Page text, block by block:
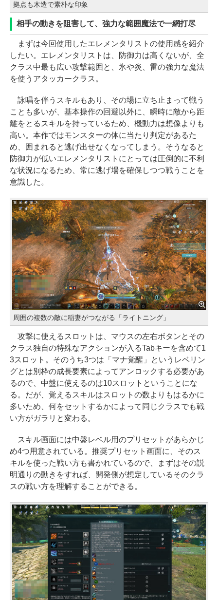
拠点も木造で素朴な印象
相手の動きを阻害して、強力な範囲魔法で一網打尽
まずは今回使用したエレメンタリストの使用感を紹介
したい。エレメンタリストは、防御力は高くないが、全
クラス中最も広い攻撃範囲と、氷や炎、雷の強力な魔法
を使うアタッカークラス。
詠唱を伴うスキルもあり、その場に立ち止まって戦う
ことも多いが、基本操作の回避以外に、瞬時に敵から距
離をとるスキルを持っているため、機動力は想像よりも
高い。本作ではモンスターの体に当たり判定があるた
め、囲まれると逃げ出せなくなってしまう。そうなると
防御力が低いエレメンタリストにとっては圧倒的に不利
な状況になるため、常に逃げ場を確保しつつ戦うことを
意識した。
周囲の複数の敵に稲妻がつながる「ライトニング」
攻撃に使えるスロットは、マウスの左右ボタンとその
クラス独自の特殊なアクションが入るTabキーを含めて1
3スロット。そのうち3つは「マナ覚醒」というレベリン
グとは別枠の成長要素によってアンロックする必要があ
るので、中盤に使えるのは10スロットということにな
る。だが、覚えるスキルはスロットの数よりもはるかに
多いため、何をセットするかによって同じクラスでも戦
い方がガラリと変わる。
スキル画面には中盤レベル用のプリセットがあらかじ
め4つ用意されている。推奨プリセット画面に、そのス
キルを使った戦い方も書かれているので、まずはその説
明通りの動きをすれば、開発側が想定しているそのクラ
スの戦い方を理解することができる。